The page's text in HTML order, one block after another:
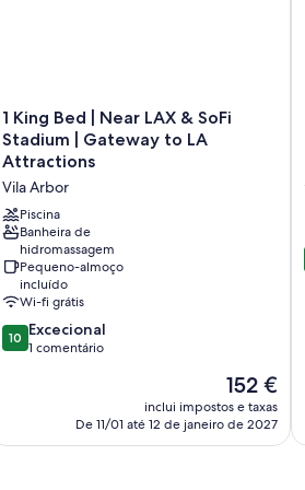
1
King
Bed
|
Near
LAX
&
SoFi
Stadium
Gateway
to
LA
1 King Bed | Near LAX & SoFi
Stadium | Gateway to LA
Attractions
Vila Arbor
Piscina
Banheira de
hidromassagem
Pequeno-almoço
incluído
Wi-fi grátis
Pontuação
de
de
10 Excecional
1 comentário
O
preço
atual
152 €
inclui impostos e taxas
De 11/01 até 12 de janeiro de 2027